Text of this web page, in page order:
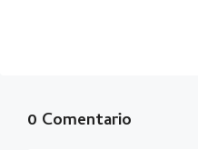
0 Comentario